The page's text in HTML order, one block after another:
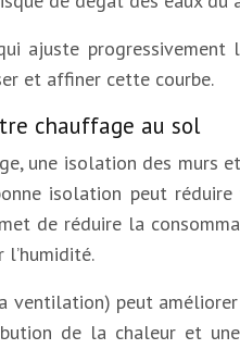
ajuste
et affiner cette courbe.
chauffage au sol
une isolation des murs
isolation peut
de réduire la
peut
de la chaleur et